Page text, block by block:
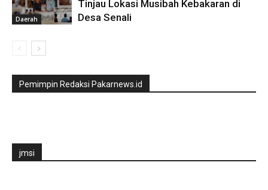
Daerah
Tinjau Lokasi Musibah Kebakaran di
Desa Senali
Pemimpin Redaksi Pakarnews.id
jmsi